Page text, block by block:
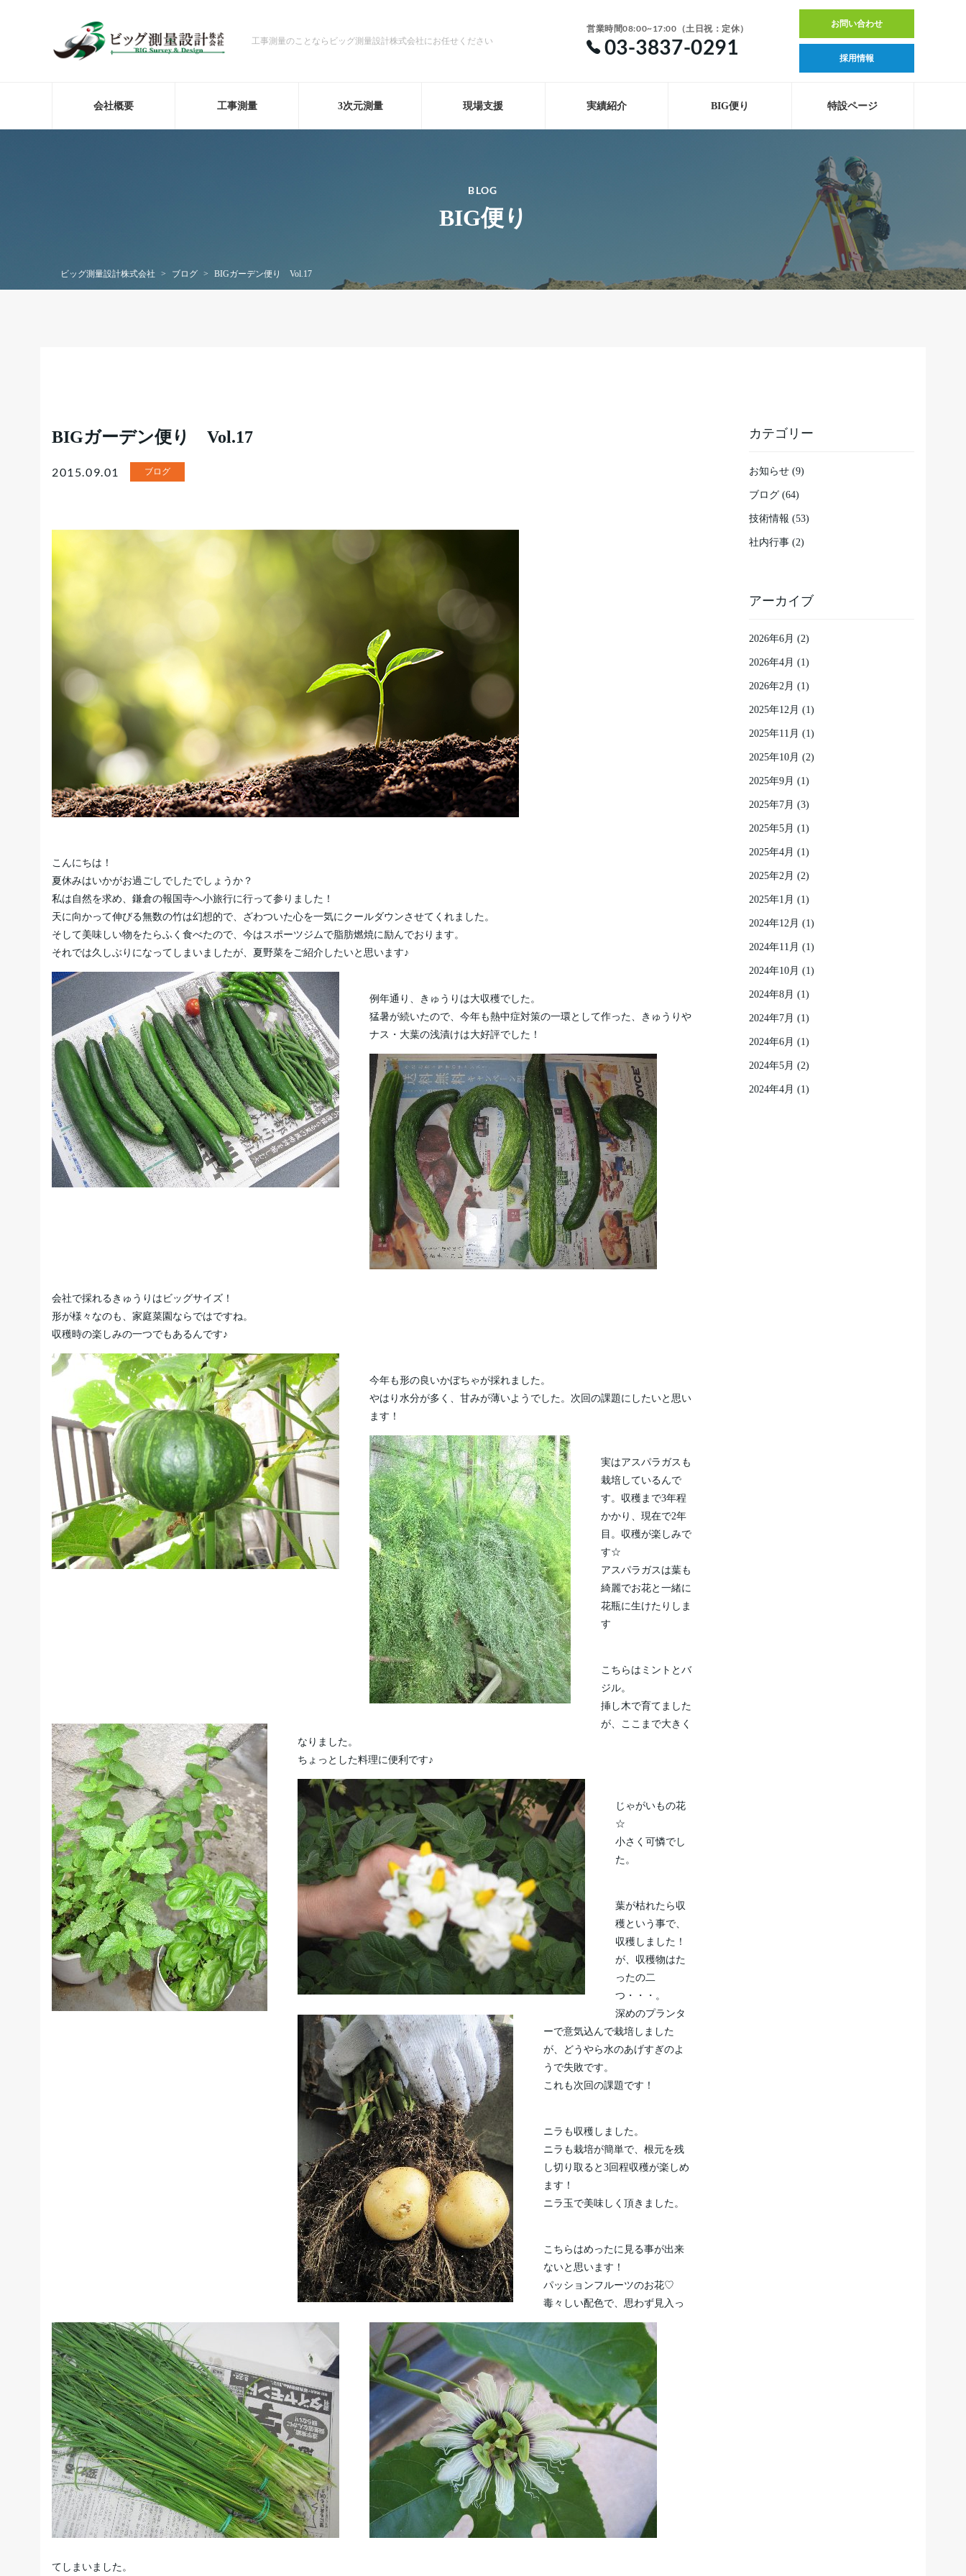
工事測量のことならビッグ測量設計株式会社にお任せください
営業時間08:00~17:00（土日祝：定休）
03-3837-0291
お問い合わせ
採用情報
会社概要 工事測量 3次元測量 現場支援 実績紹介 BIG便り 特設ページ
BLOG
BIG便り
ビッグ測量設計株式会社 > ブログ > BIGガーデン便り Vol.17
BIGガーデン便り Vol.17
2015.09.01 ブログ
こんにちは！
夏休みはいかがお過ごしでしたでしょうか？
私は自然を求め、鎌倉の報国寺へ小旅行に行って参りました！
天に向かって伸びる無数の竹は幻想的で、ざわついた心を一気にクールダウンさせてくれました。
そして美味しい物をたらふく食べたので、今はスポーツジムで脂肪燃焼に励んでおります。
それでは久しぶりになってしまいましたが、夏野菜をご紹介したいと思います♪
例年通り、きゅうりは大収穫でした。
猛暑が続いたので、今年も熱中症対策の一環として作った、きゅうりや
ナス・大葉の浅漬けは大好評でした！
会社で採れるきゅうりはビッグサイズ！
形が様々なのも、家庭菜園ならではですね。
収穫時の楽しみの一つでもあるんです♪
今年も形の良いかぼちゃが採れました。
やはり水分が多く、甘みが薄いようでした。次回の課題にしたいと思い
ます！
実はアスパラガスも
栽培しているんで
す。収穫まで3年程
かかり、現在で2年
目。収穫が楽しみで
す☆
アスパラガスは葉も
綺麗でお花と一緒に
花瓶に生けたりしま
す
こちらはミントとバ
ジル。
挿し木で育てました
が、ここまで大きく
なりました。
ちょっとした料理に便利です♪
じゃがいもの花
☆
小さく可憐でし
た。
葉が枯れたら収
穫という事で、
収穫しました！
が、収穫物はた
ったの二
つ・・・。
深めのプランタ
ーで意気込んで栽培しました
が、どうやら水のあげすぎのよ
うで失敗です。
これも次回の課題です！
ニラも収穫しました。
ニラも栽培が簡単で、根元を残
し切り取ると3回程収穫が楽しめ
ます！
ニラ玉で美味しく頂きました。
こちらはめったに見る事が出来
ないと思います！
パッションフルーツのお花♡
毒々しい配色で、思わず見入っ
てしまいました。
カテゴリー
お知らせ (9)
ブログ (64)
技術情報 (53)
社内行事 (2)
アーカイブ
2026年6月 (2)
2026年4月 (1)
2026年2月 (1)
2025年12月 (1)
2025年11月 (1)
2025年10月 (2)
2025年9月 (1)
2025年7月 (3)
2025年5月 (1)
2025年4月 (1)
2025年2月 (2)
2025年1月 (1)
2024年12月 (1)
2024年11月 (1)
2024年10月 (1)
2024年8月 (1)
2024年7月 (1)
2024年6月 (1)
2024年5月 (2)
2024年4月 (1)